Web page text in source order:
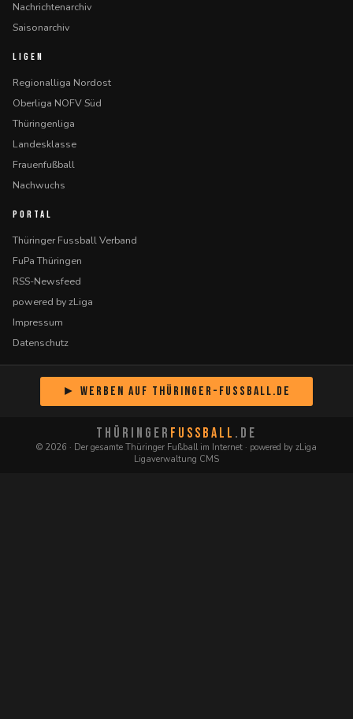
Nachrichtenarchiv
Saisonarchiv
LIGEN
Regionalliga Nordost
Oberliga NOFV Süd
Thüringenliga
Landesklasse
Frauenfußball
Nachwuchs
PORTAL
Thüringer Fussball Verband
FuPa Thüringen
RSS-Newsfeed
powered by zLiga
Impressum
Datenschutz
► Werben auf Thüringer-Fussball.de
THÜRINGER FUSSBALL .DE
© 2026 · Der gesamte Thüringer Fußball im Internet · powered by zLiga
Ligaverwaltung CMS